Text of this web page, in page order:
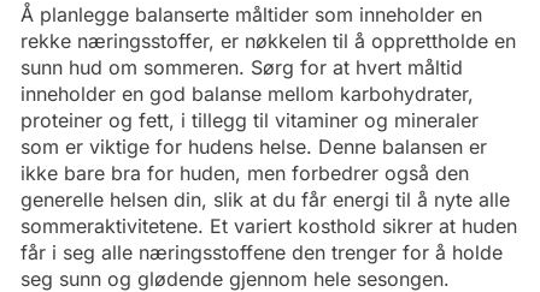
Å planlegge balanserte måltider som inneholder en
rekke næringsstoffer, er nøkkelen til å opprettholde en
sunn hud om sommeren. Sørg for at hvert måltid
inneholder en god balanse mellom karbohydrater,
proteiner og fett, i tillegg til vitaminer og mineraler
som er viktige for hudens helse. Denne balansen er
ikke bare bra for huden, men forbedrer også den
generelle helsen din, slik at du får energi til å nyte alle
sommeraktivitetene. Et variert kosthold sikrer at huden
får i seg alle næringsstoffene den trenger for å holde
seg sunn og glødende gjennom hele sesongen.